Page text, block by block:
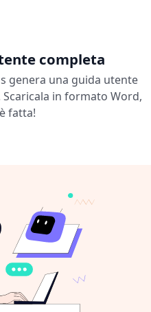
completa
genera una guida utente
in formato Word,
fatta!